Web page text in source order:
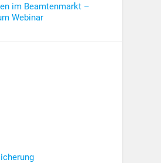
im Beamtenmarkt –
Webinar